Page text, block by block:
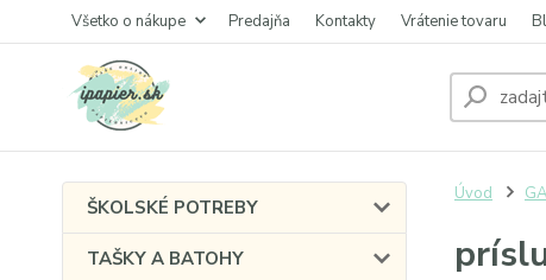
Všetko o nákupe Predajňa Kontakty Vrátenie tovaru
ŠKOLSKÉ POTREBY
TAŠKY A BATOHY
Úvod